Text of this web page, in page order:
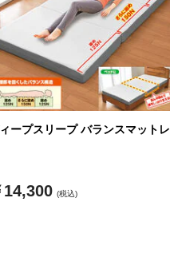
ープスリープ バランスマットレ
14,300 (税込)